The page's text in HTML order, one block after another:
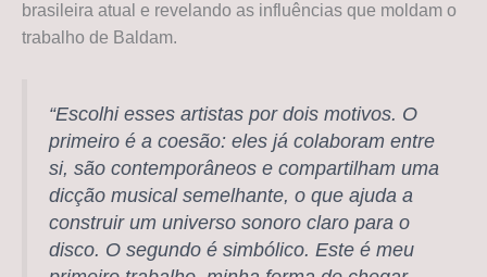
brasileira atual e revelando as influências que moldam o
trabalho de Baldam.
“Escolhi esses artistas por dois motivos. O
primeiro é a coesão: eles já colaboram entre
si, são contemporâneos e compartilham uma
dicção musical semelhante, o que ajuda a
construir um universo sonoro claro para o
disco. O segundo é simbólico. Este é meu